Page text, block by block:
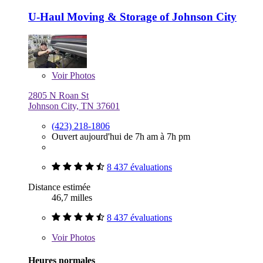
U-Haul Moving & Storage of Johnson City
VoirPhotos
2805 N Roan St
Johnson City, TN 37601
(423) 218-1806
Ouvert aujourd'hui de 7h am à 7h pm
8 437 évaluations
Distance estimée
46,7 milles
8 437 évaluations
VoirPhotos
Heures normales